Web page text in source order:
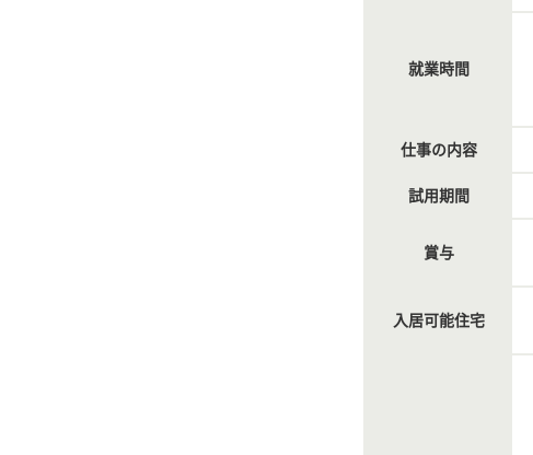
就業時間
仕事の内容
試用期間
賞与
入居可能住宅